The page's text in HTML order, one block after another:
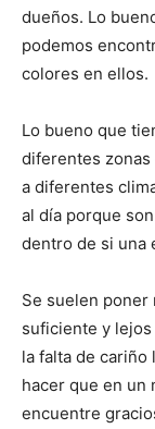
dueños. Lo
podemos
colores en ellos.
Lo bueno que
diferentes zonas
a diferentes
al día porque
dentro de si una
Se suelen poner
suficiente y
la falta de cariño
hacer que en un
encuentre